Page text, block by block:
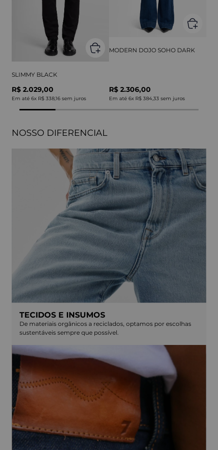
SLIMMY BLACK
R$ 2.029,00
Em até 6x R$ 338,16 sem juros
MODERN DOJO SOHO DARK
R$ 2.306,00
Em até 6x R$ 384,33 sem juros
NOSSO DIFERENCIAL
TECIDOS E INSUMOS
De materiais orgânicos a reciclados, optamos por escolhas
sustentáveis sempre que possível.